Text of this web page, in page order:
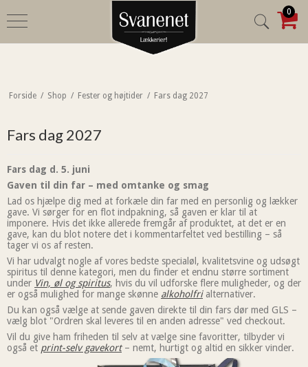
0
Forside / Shop / Fester og højtider / Fars dag 2027
Fars dag 2027
Fars dag d. 5. juni
Gaven til din far – med omtanke og smag
Lad os hjælpe dig med at forkæle din far med en personlig og lækker
gave. Vi sørger for en flot indpakning, så gaven er klar til at
imponere. Hvis det ikke allerede fremgår af produktet, at det er en
gave, kan du blot notere det i kommentarfeltet ved bestilling – så
tager vi os af resten.
Vi har udvalgt nogle af vores bedste specialøl, kvalitetsvine og udsøgt
spiritus til denne kategori, men du finder et endnu større sortiment
under Vin, øl og spiritus, hvis du vil udforske flere muligheder, og der
er også mulighed for mange skønne alkoholfrialternativer.
Du kan også vælge at sende gaven direkte til din fars dør med GLS –
vælg blot "Ordren skal leveres til en anden adresse" ved checkout.
Vil du give ham friheden til selv at vælge sine favoritter, tilbyder vi
også et print-selv gavekort– nemt, hurtigt og altid en sikker vinder.